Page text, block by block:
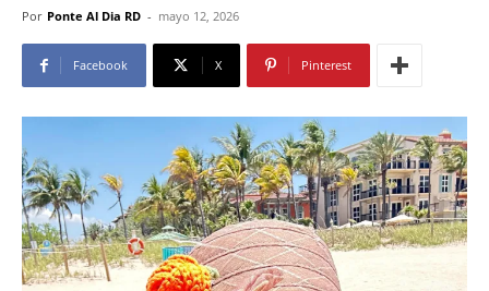
Por Ponte Al Dia RD - mayo 12, 2026
Facebook X Pinterest